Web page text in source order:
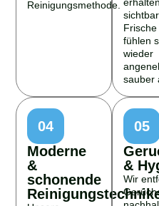
Reinigungsmethode.
Frische
fühlen
wieder
sauber
04
Moderne
&
schonende
05
&
Wir